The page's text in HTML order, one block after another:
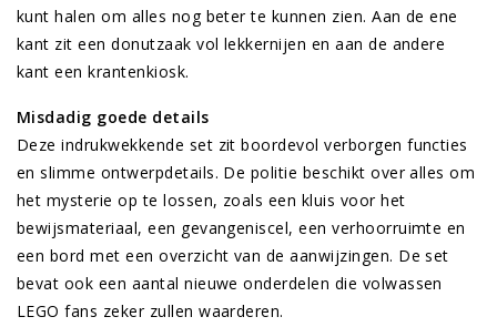
kunt halen om alles nog beter te kunnen zien. Aan de ene
kant zit een donutzaak vol lekkernijen en aan de andere
kant een krantenkiosk.
Misdadig goede details
Deze indrukwekkende set zit boordevol verborgen functies
en slimme ontwerpdetails. De politie beschikt over alles om
het mysterie op te lossen, zoals een kluis voor het
bewijsmateriaal, een gevangeniscel, een verhoorruimte en
een bord met een overzicht van de aanwijzingen. De set
bevat ook een aantal nieuwe onderdelen die volwassen
LEGO fans zeker zullen waarderen.